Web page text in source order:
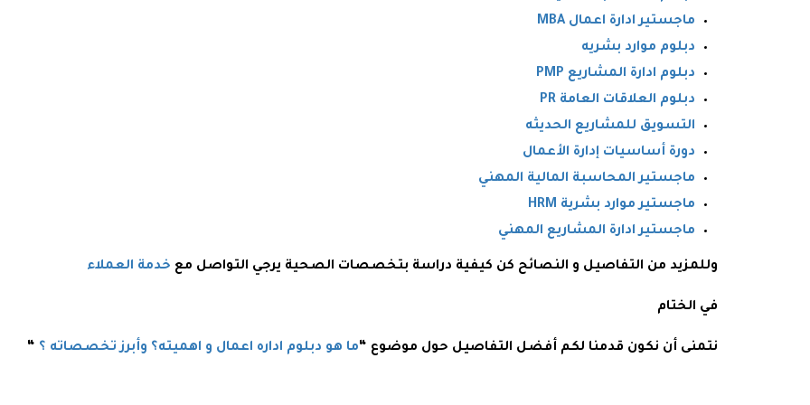
ماجستير ادارة اعمال MBA
دبلوم موارد بشريه
دبلوم ادارة المشاريع PMP
دبلوم العلاقات العامة PR
التسويق للمشاريع الحديثه
دورة أساسيات إدارة الأعمال
ماجستير المحاسبة المالية المهني
ماجستير موارد بشرية HRM
ماجستير ادارة المشاريع المهني
وللمزيد من التفاصيل و النصائح كن كيفية دراسة بتخصصات الصحية يرجي التواصل مع خدمة العملاء
في الختام
نتمنى أن نكون قدمنا لكم أفضل التفاصيل حول موضوع “ما هو دبلوم اداره اعمال و اهميته؟ وأبرز تخصصاته ؟ “